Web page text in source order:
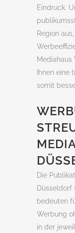
Eindruck.
Region
Ihnen eine
somit
Die
Düsseldorf
bedeuten
Werbung
in der